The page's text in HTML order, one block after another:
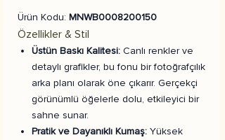
Ürün Kodu: MNWB0008200150
Özellikler & Stil
Üstün Baskı Kalitesi: Canlı renkler ve
detaylı grafikler, bu fonu bir fotoğrafçılık
arka planı olarak öne çıkarır. Gerçekçi
görünümlü öğelerle dolu, etkileyici bir
sahne sunar.
Pratik ve Dayanıklı Kumaş: Yüksek